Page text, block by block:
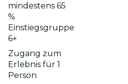
mindestens 65
%
Einstiegsgruppe
6+
Zugang zum
Erlebnis für 1
Person